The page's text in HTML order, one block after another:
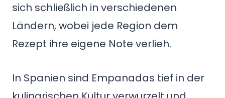
sich schließlich in verschiedenen
Ländern, wobei jede Region dem
Rezept ihre eigene Note verlieh.
In Spanien sind Empanadas tief in der